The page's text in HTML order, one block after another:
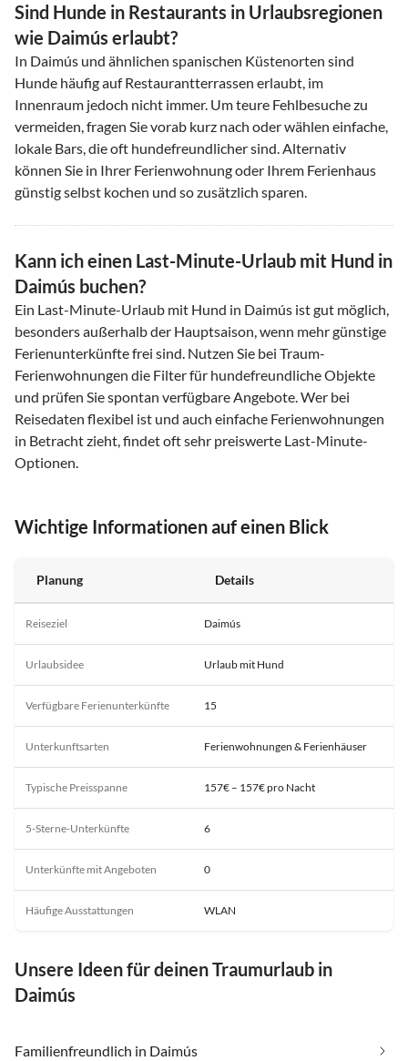
Sind Hunde in Restaurants in Urlaubsregionen
wie Daimús erlaubt?
In Daimús und ähnlichen spanischen Küstenorten sind
Hunde häufig auf Restaurantterrassen erlaubt, im
Innenraum jedoch nicht immer. Um teure Fehlbesuche zu
vermeiden, fragen Sie vorab kurz nach oder wählen einfache,
lokale Bars, die oft hundefreundlicher sind. Alternativ
können Sie in Ihrer Ferienwohnung oder Ihrem Ferienhaus
günstig selbst kochen und so zusätzlich sparen.
Kann ich einen Last-Minute-Urlaub mit Hund in
Daimús buchen?
Ein Last-Minute-Urlaub mit Hund in Daimús ist gut möglich,
besonders außerhalb der Hauptsaison, wenn mehr günstige
Ferienunterkünfte frei sind. Nutzen Sie bei Traum-
Ferienwohnungen die Filter für hundefreundliche Objekte
und prüfen Sie spontan verfügbare Angebote. Wer bei
Reisedaten flexibel ist und auch einfache Ferienwohnungen
in Betracht zieht, findet oft sehr preiswerte Last-Minute-
Optionen.
Wichtige Informationen auf einen Blick
Planung Details
Reiseziel Daimús
Urlaubsidee Urlaub mit Hund
Verfügbare Ferienunterkünfte 15
Unterkunftsarten Ferienwohnungen & Ferienhäuser
Typische Preisspanne 157€ – 157€ pro Nacht
5-Sterne-Unterkünfte 6
Unterkünfte mit Angeboten 0
Häufige Ausstattungen WLAN
Unsere Ideen für deinen Traumurlaub in
Daimús
Familienfreundlich in Daimús